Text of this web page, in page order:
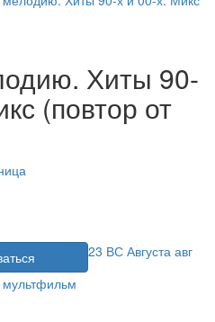
Хиты 90-
(повтор от
23 ВС Августа авг